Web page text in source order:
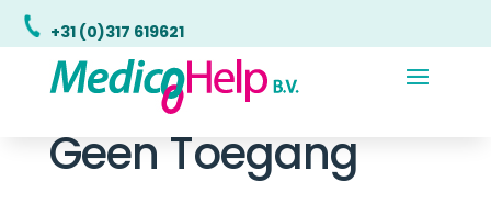
+31 (0)317 619621
Geen Toegang